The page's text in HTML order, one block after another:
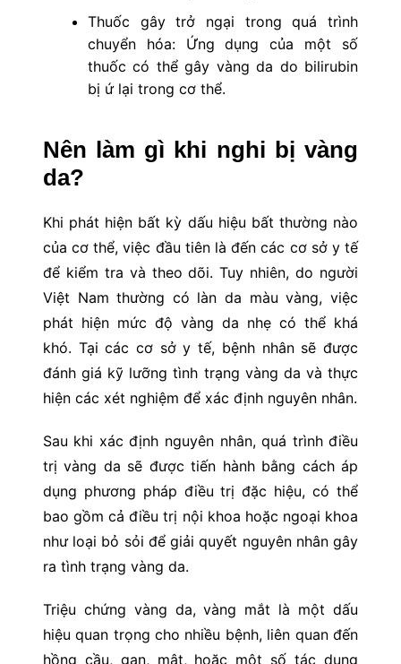
Thuốc gây trở ngại trong quá trình
chuyển hóa: Ứng dụng của một số
thuốc có thể gây vàng da do bilirubin
bị ứ lại trong cơ thể.
Nên làm gì khi nghi bị vàng
da?
Khi phát hiện bất kỳ dấu hiệu bất thường nào
của cơ thể, việc đầu tiên là đến các cơ sở y tế
để kiểm tra và theo dõi. Tuy nhiên, do người
Việt Nam thường có làn da màu vàng, việc
phát hiện mức độ vàng da nhẹ có thể khá
khó. Tại các cơ sở y tế, bệnh nhân sẽ được
đánh giá kỹ lưỡng tình trạng vàng da và thực
hiện các xét nghiệm để xác định nguyên nhân.
Sau khi xác định nguyên nhân, quá trình điều
trị vàng da sẽ được tiến hành bằng cách áp
dụng phương pháp điều trị đặc hiệu, có thể
bao gồm cả điều trị nội khoa hoặc ngoại khoa
như loại bỏ sỏi để giải quyết nguyên nhân gây
ra tình trạng vàng da.
Triệu chứng vàng da, vàng mắt là một dấu
hiệu quan trọng cho nhiều bệnh, liên quan đến
hồng cầu, gan, mật, hoặc một số tác dụng